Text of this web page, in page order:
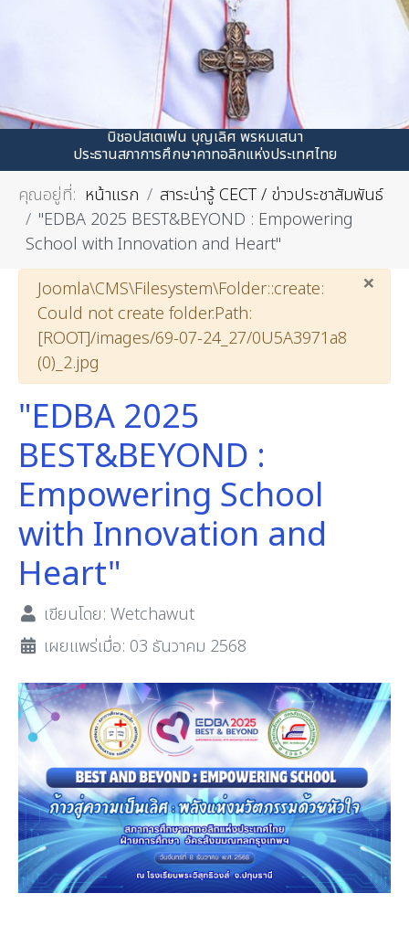
บิชอปสเตเฟน บุญเลิศ พรหมเสนา
ประธานสภาการศึกษาคาทอลิกแห่งประเทศไทย
คุณอยู่ที่: หน้าแรก
สาระน่ารู้ CECT / ข่าวประชาสัมพันธ์
"EDBA 2025 BEST&BEYOND : Empowering
School with Innovation and Heart"
×
คำเตือน
Joomla\CMS\Filesystem\Folder::create:
Could not create folder.Path:
[ROOT]/images/69-07-24_27/0U5A3971a8
(0)_2.jpg
"EDBA 2025
BEST&BEYOND :
Empowering School
with Innovation and
Heart"
เขียนโดย: Wetchawut
เผยแพร่เมื่อ: 03 ธันวาคม 2568